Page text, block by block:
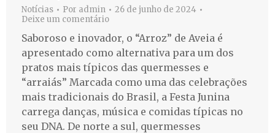
Notícias Por admin
26 de junho de 2024
Deixe um comentário
Saboroso e inovador, o “Arroz” de Aveia é
apresentado como alternativa para um dos
pratos mais típicos das quermesses e
“arraiás” Marcada como uma das celebrações
mais tradicionais do Brasil, a Festa Junina
carrega danças, música e comidas típicas no
seu DNA. De norte a sul, quermesses